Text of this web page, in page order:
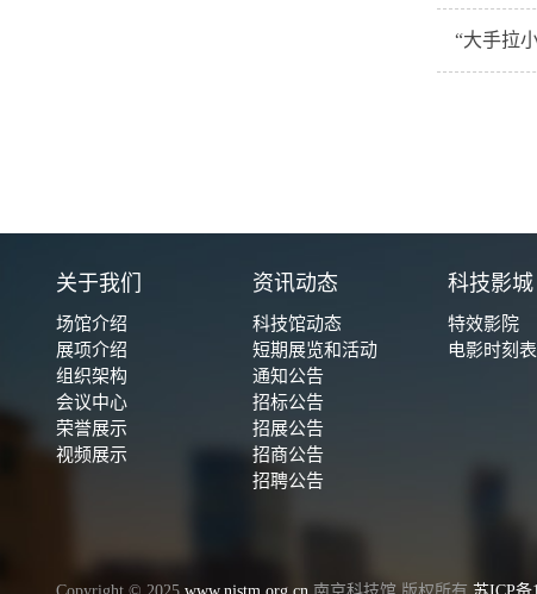
“大手拉
关于我们
场馆介绍
展项介绍
组织架构
会议中心
荣誉展示
视频展示
资讯动态
科技馆动态
短期展览和活动
通知公告
招标公告
招展公告
招商公告
招聘公告
科技影城
特效影院
电影时刻表